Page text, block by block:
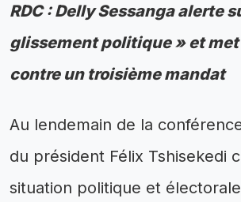
RDC : Delly Sessanga alerte
glissement politique » et met
contre un troisième mandat
Au lendemain de la
du président Félix Tshisekedi
situation politique et